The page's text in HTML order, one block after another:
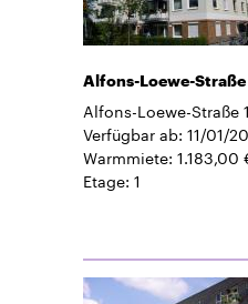
Alfons-Loewe-Straße
Alfons-Loewe-Straße
Verfügbar ab 11/01/
Warmmiete 1.183,00
Etage 1